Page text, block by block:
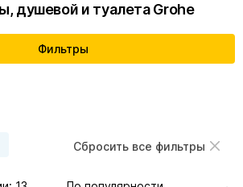
душевой и туалета Grohe
Фильтры
Сбросить все фильтры